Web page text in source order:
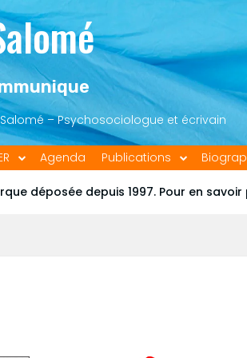
– Psychosociologue et écrivain
Agenda Publications
déposée depuis 1997. Pour en savoir